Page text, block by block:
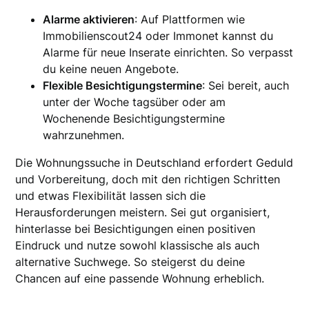
Alarme aktivieren: Auf Plattformen wie
Immobilienscout24 oder Immonet kannst du
Alarme für neue Inserate einrichten. So verpasst
du keine neuen Angebote.
Flexible Besichtigungstermine: Sei bereit, auch
unter der Woche tagsüber oder am
Wochenende Besichtigungstermine
wahrzunehmen.
Die Wohnungssuche in Deutschland erfordert Geduld
und Vorbereitung, doch mit den richtigen Schritten
und etwas Flexibilität lassen sich die
Herausforderungen meistern. Sei gut organisiert,
hinterlasse bei Besichtigungen einen positiven
Eindruck und nutze sowohl klassische als auch
alternative Suchwege. So steigerst du deine
Chancen auf eine passende Wohnung erheblich.